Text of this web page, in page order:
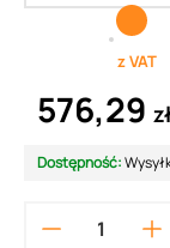
z VAT
576,29
Dostępność: